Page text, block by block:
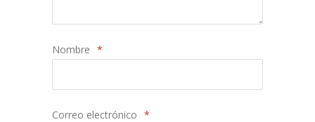
Nombre *
Correo electrónico *